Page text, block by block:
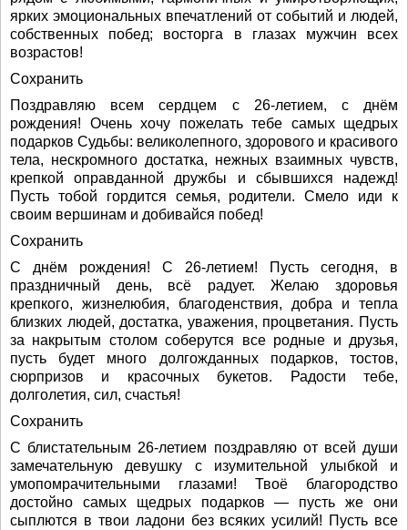
ярких эмоциональных впечатлений от событий и людей,
собственных побед; восторга в глазах мужчин всех
возрастов!
Сохранить
Поздравляю всем сердцем с 26-летием, с днём
рождения! Очень хочу пожелать тебе самых щедрых
подарков Судьбы: великолепного, здорового и красивого
тела, нескромного достатка, нежных взаимных чувств,
крепкой оправданной дружбы и сбывшихся надежд!
Пусть тобой гордится семья, родители. Смело иди к
своим вершинам и добивайся побед!
Сохранить
С днём рождения! С 26-летием! Пусть сегодня, в
праздничный день, всё радует. Желаю здоровья
крепкого, жизнелюбия, благоденствия, добра и тепла
близких людей, достатка, уважения, процветания. Пусть
за накрытым столом соберутся все родные и друзья,
пусть будет много долгожданных подарков, тостов,
сюрпризов и красочных букетов. Радости тебе,
долголетия, сил, счастья!
Сохранить
С блистательным 26-летием поздравляю от всей души
замечательную девушку с изумительной улыбкой и
умопомрачительными глазами! Твоё благородство
достойно самых щедрых подарков — пусть же они
сыплются в твои ладони без всяких усилий! Пусть все